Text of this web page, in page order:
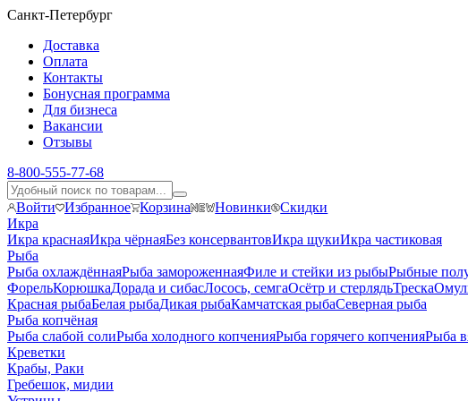
Санкт-Петербург
Доставка
Оплата
Контакты
Бонусная программа
Для бизнеса
Вакансии
Отзывы
8-800-555-77-68
Войти Избранное Корзина Новинки Скидки
Икра
Икра краснаяИкра чёрнаяБез консервантовИкра щукиИкра частиковая
Рыба
Рыба охлаждённаяРыба замороженнаяФиле и стейки из рыбыРыбные
ФорельКорюшкаДорада и сибасЛосось, семгаОсётр и стерлядьТреска
Красная рыбаБелая рыбаДикая рыбаКамчатская рыбаСеверная рыба
Рыба копчёная
Рыба слабой солиРыба холодного копченияРыба горячего копченияРыба
Креветки
Крабы, Раки
Гребешок, мидии